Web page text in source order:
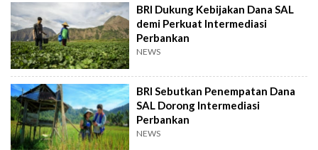
BRI Dukung Kebijakan Dana SAL
demi Perkuat Intermediasi
Perbankan
NEWS
BRI Sebutkan Penempatan Dana
SAL Dorong Intermediasi
Perbankan
NEWS